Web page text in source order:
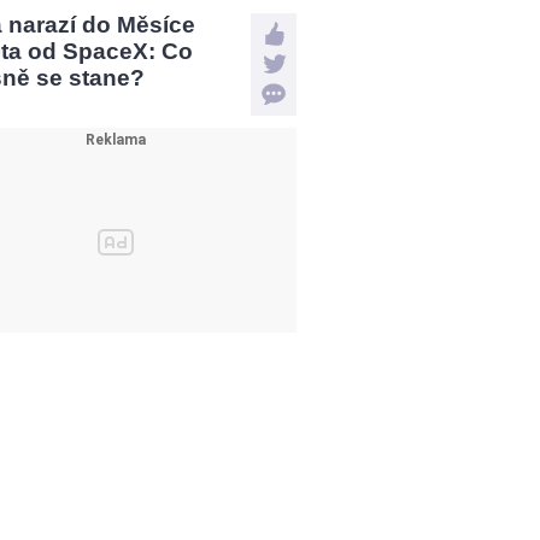
narazí do Měsíce
od SpaceX: Co
se stane?